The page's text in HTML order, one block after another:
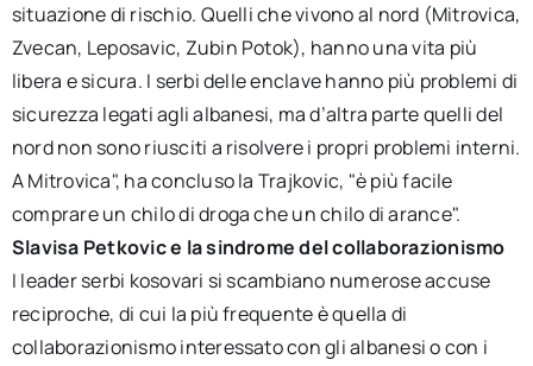
situazione di rischio. Quelli che vivono al nord (Mitrovica,
Zvecan, Leposavic, Zubin Potok), hanno una vita più
libera e sicura. I serbi delle enclave hanno più problemi di
sicurezza legati agli albanesi, ma d’altra parte quelli del
nord non sono riusciti a risolvere i propri problemi interni.
A Mitrovica", ha concluso la Trajkovic, "è più facile
comprare un chilo di droga che un chilo di arance".
Slavisa Petkovic e la sindrome del collaborazionismo
I leader serbi kosovari si scambiano numerose accuse
reciproche, di cui la più frequente è quella di
collaborazionismo interessato con gli albanesi o con i